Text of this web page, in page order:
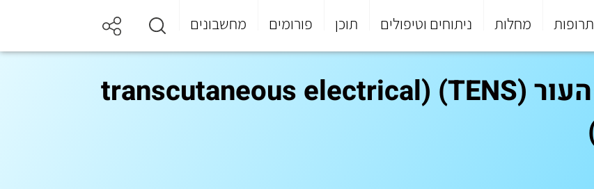
תרופות מחלות ניתוחים וטיפולים תוכן פורומים מחשבונים
גירוי חשמלי של עצב דרך העור (TENS) (transcutaneous electrical